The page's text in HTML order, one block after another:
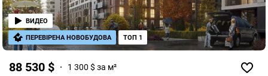
88 530 $ 1 300 $ за м²
ВИДЕО
ПЕРЕВІРЕНА НОВОБУДОВА ТОП 1